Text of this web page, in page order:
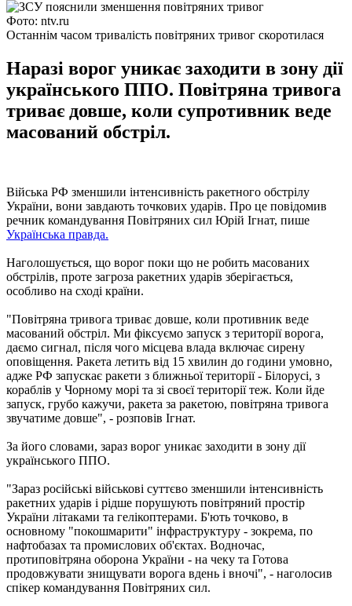
Фото: ntv.ru
Останнім часом тривалість повітряних тривог скоротилася
Наразі ворог уникає заходити в зону дії
українського ППО. Повітряна тривога
триває довше, коли супротивник веде
масований обстріл.
Війська РФ зменшили інтенсивність ракетного обстрілу
України, вони завдають точкових ударів. Про це повідомив
речник командування Повітряних сил Юрій Ігнат, пише
Українська правда.
Наголошується, що ворог поки що не робить масованих
обстрілів, проте загроза ракетних ударів зберігається,
особливо на сході країни.
"Повітряна тривога триває довше, коли противник веде
масований обстріл. Ми фіксуємо запуск з території ворога,
даємо сигнал, після чого місцева влада включає сирену
оповіщення. Ракета летить від 15 хвилин до години умовно,
адже РФ запускає ракети з ближньої території - Білорусі, з
кораблів у Чорному морі та зі своєї території теж. Коли йде
запуск, грубо кажучи, ракета за ракетою, повітряна тривога
звучатиме довше", - розповів Ігнат.
За його словами, зараз ворог уникає заходити в зону дії
українського ППО.
"Зараз російські військові суттєво зменшили інтенсивність
ракетних ударів і рідше порушують повітряний простір
України літаками та гелікоптерами. Б'ють точково, в
основному "покошмарити" інфраструктуру - зокрема, по
нафтобазах та промислових об'єктах. Водночас,
протиповітряна оборона України - на чеку та Готова
продовжувати знищувати ворога вдень і вночі", - наголосив
спікер командування Повітряних сил.